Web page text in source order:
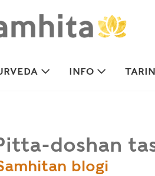
INFO
doshan
blogi